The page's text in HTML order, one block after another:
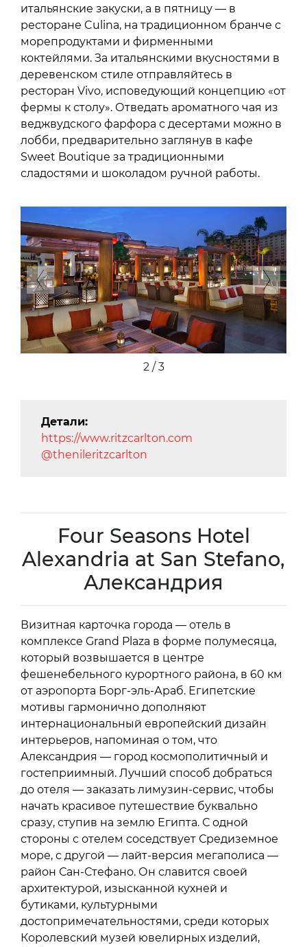
итальянские закуски, а в пятницу — в
ресторане Culina, на традиционном бранче с
морепродуктами и фирменными
коктейлями. За итальянскими вкусностями в
деревенском стиле отправляйтесь в
ресторан Vivo, исповедующий концепцию «от
фермы к столу». Отведать ароматного чая из
веджвудского фарфора с десертами можно в
лобби, предварительно заглянув в кафе
Sweet Boutique за традиционными
сладостями и шоколадом ручной работы.
Previous Next
2 / 3
Детали:
https://www.ritzcarlton.com
@thenileritzcarlton
Four Seasons Hotel
Alexandria at San Stefano,
Александрия
Визитная карточка города — отель в
комплексе Grand Plaza в форме полумесяца,
который возвышается в центре
фешенебельного курортного района, в 60 км
от аэропорта Борг-эль-Араб. Египетские
мотивы гармонично дополняют
интернациональный европейский дизайн
интерьеров, напоминая о том, что
Александрия — город космополитичный и
гостеприимный. Лучший способ добраться
до отеля — заказать лимузин-сервис, чтобы
начать красивое путешествие буквально
сразу, ступив на землю Египта. С одной
стороны с отелем соседствует Средиземное
море, с другой — лайт-версия мегаполиса —
район Сан-Стефано. Он славится своей
архитектурой, изысканной кухней и
бутиками, культурными
достопримечательностями, среди которых
Королевский музей ювелирных изделий,